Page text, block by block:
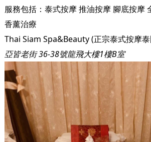
服務包括： 泰式按摩推油按摩 腳底按摩
香薰治療
Thai Siam Spa&Beauty (正宗泰式按摩
亞皆老街 36-38號龍飛大樓1樓B室